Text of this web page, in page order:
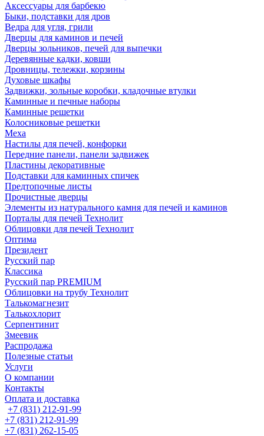
Аксессуары для барбекю
Быки, подставки для дров
Ведра для угля, грили
Дверцы для каминов и печей
Дверцы зольников, печей для выпечки
Деревянные кадки, ковши
Дровницы, тележки, корзины
Духовые шкафы
Задвижки, зольные коробки, кладочные втулки
Каминные и печные наборы
Каминные решетки
Колосниковые решетки
Меха
Настилы для печей, конфорки
Передние панели, панели задвижек
Пластины декоративные
Подставки для каминных спичек
Предтопочные листы
Прочистные дверцы
Элементы из натурального камня для печей и каминов
Порталы для печей Технолит
Облицовки для печей Технолит
Оптима
Президент
Русский пар
Классика
Русский пар PREMIUM
Облицовки на трубу Технолит
Талькомагнезит
Талькохлорит
Серпентинит
Змеевик
Распродажа
Полезные статьи
Услуги
О компании
Контакты
Оплата и доставка
+7 (831) 212-91-99
+7 (831) 212-91-99
+7 (831) 262-15-05